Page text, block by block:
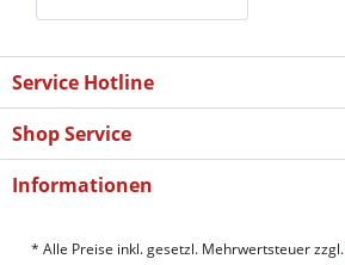
Service Hotline
Shop Service
Informationen
* Alle Preise inkl. gesetzl. Mehrwertsteuer zzgl.